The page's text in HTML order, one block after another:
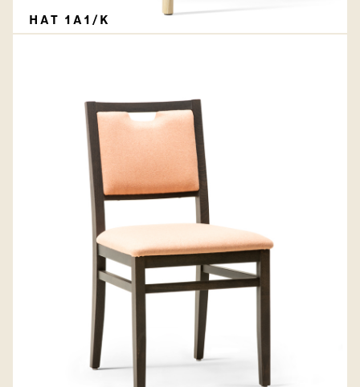
HAT 1A1/K